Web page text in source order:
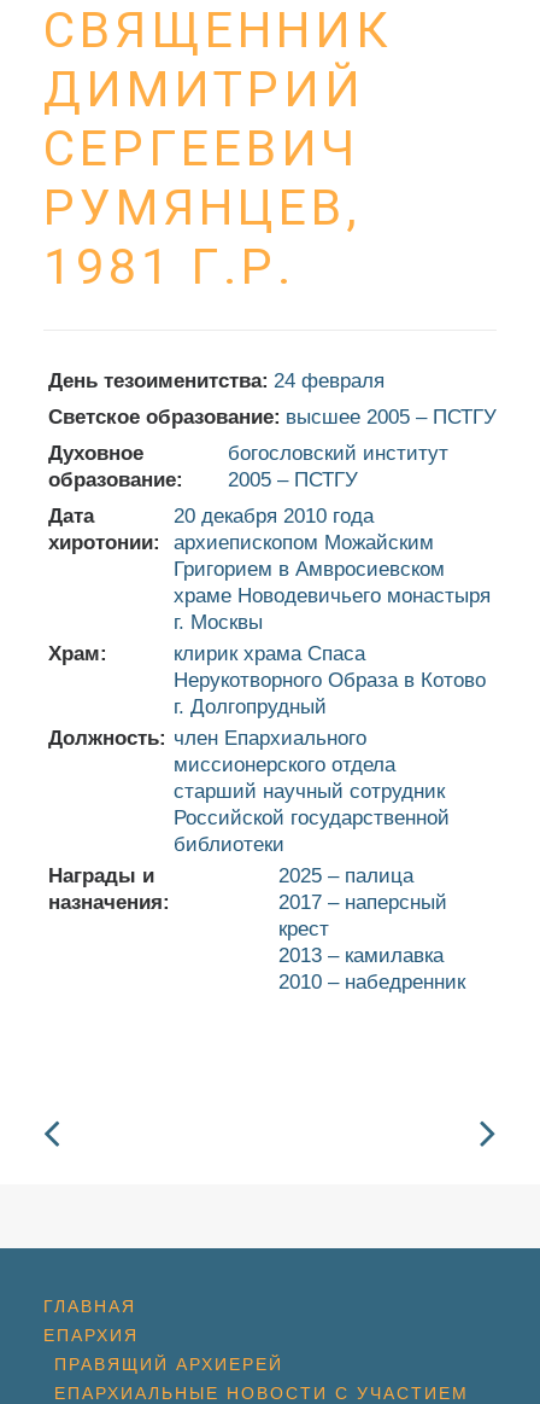
СВЯЩЕННИК
ДИМИТРИЙ
СЕРГЕЕВИЧ
РУМЯНЦЕВ,
1981 Г.Р.
День тезоименитства: 24 февраля
Светское образование: высшее 2005 – ПСТГУ
Духовное
образование:
богословский институт
2005 – ПСТГУ
Дата
хиротонии:
20 декабря 2010 года
архиепископом Можайским
Григорием в Амвросиевском
храме Новодевичьего монастыря
г. Москвы
Храм:
клирик храма Спаса
Нерукотворного Образа в Котово
г. Долгопрудный
Должность: член Епархиального
миссионерского отдела
cтарший научный сотрудник
Российской государственной
библиотеки
Награды и
назначения:
2025 – палица
2017 – наперсный
крест
2013 – камилавка
2010 – набедренник
ГЛАВНАЯ
ЕПАРХИЯ
ПРАВЯЩИЙ АРХИЕРЕЙ
ЕПАРХИАЛЬНЫЕ НОВОСТИ С УЧАСТИЕМ